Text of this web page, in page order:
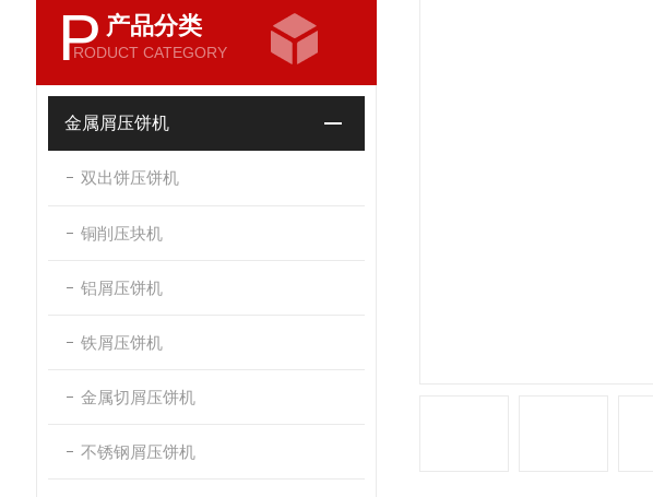
P 产品分类
RODUCT CATEGORY
金属屑压饼机
双出饼压饼机
铜削压块机
铝屑压饼机
铁屑压饼机
金属切屑压饼机
不锈钢屑压饼机